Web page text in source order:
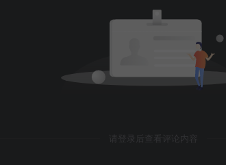
请登录后查看评论内容